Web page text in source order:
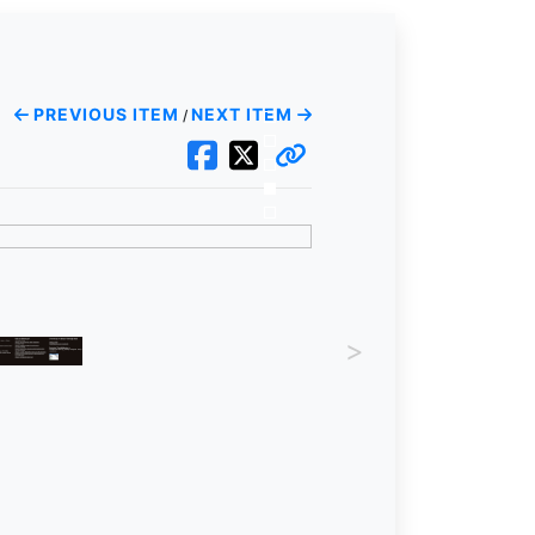
PREVIOUS ITEM / NEXT ITEM
>